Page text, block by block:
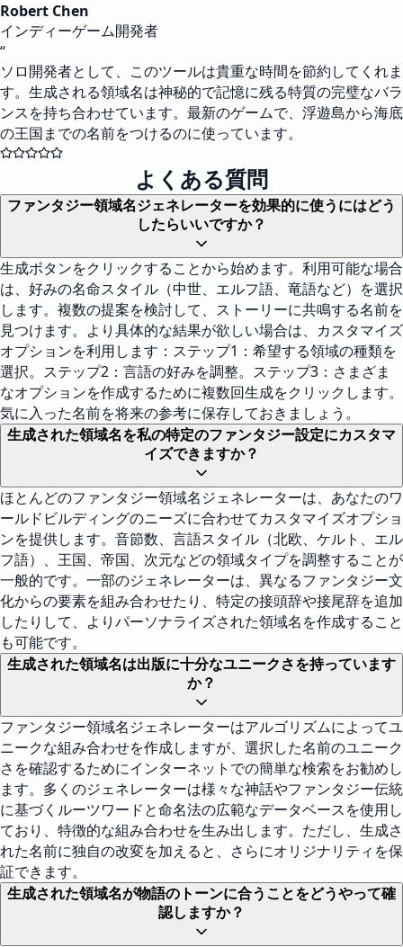
Robert Chen
インディーゲーム開発者
“
ソロ開発者として、このツールは貴重な時間を節約してくれま
す。生成される領域名は神秘的で記憶に残る特質の完璧なバラ
ンスを持ち合わせています。最新のゲームで、浮遊島から海底
の王国までの名前をつけるのに使っています。
よくある質問
ファンタジー領域名ジェネレーターを効果的に使うにはどう
したらいいですか？
生成ボタンをクリックすることから始めます。利用可能な場合
は、好みの名命スタイル（中世、エルフ語、竜語など）を選択
します。複数の提案を検討して、ストーリーに共鳴する名前を
見つけます。より具体的な結果が欲しい場合は、カスタマイズ
オプションを利用します：ステップ1：希望する領域の種類を
選択。ステップ2：言語の好みを調整。ステップ3：さまざま
なオプションを作成するために複数回生成をクリックします。
気に入った名前を将来の参考に保存しておきましょう。
生成された領域名を私の特定のファンタジー設定にカスタマ
イズできますか？
ほとんどのファンタジー領域名ジェネレーターは、あなたのワ
ールドビルディングのニーズに合わせてカスタマイズオプショ
ンを提供します。音節数、言語スタイル（北欧、ケルト、エル
フ語）、王国、帝国、次元などの領域タイプを調整することが
一般的です。一部のジェネレーターは、異なるファンタジー文
化からの要素を組み合わせたり、特定の接頭辞や接尾辞を追加
したりして、よりパーソナライズされた領域名を作成すること
も可能です。
生成された領域名は出版に十分なユニークさを持っています
か？
ファンタジー領域名ジェネレーターはアルゴリズムによってユ
ニークな組み合わせを作成しますが、選択した名前のユニーク
さを確認するためにインターネットでの簡単な検索をお勧めし
ます。多くのジェネレーターは様々な神話やファンタジー伝統
に基づくルーツワードと命名法の広範なデータベースを使用し
ており、特徴的な組み合わせを生み出します。ただし、生成さ
れた名前に独自の改変を加えると、さらにオリジナリティを保
証できます。
生成された領域名が物語のトーンに合うことをどうやって確
認しますか？